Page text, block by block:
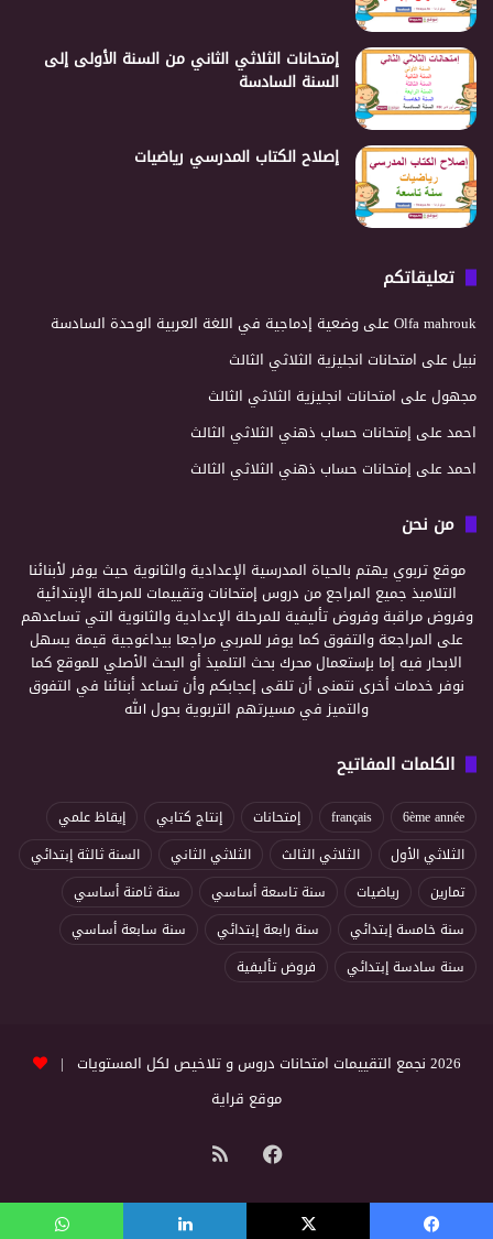
إمتحانات الثلاثي الثاني من السنة الأولى إلى
السنة السادسة
إصلاح الكتاب المدرسي رياضيات
تعليقاتكم
Olfa mahroukعلى وضعية إدماجية في اللغة العربية الوحدة السادسة
نبيلعلى امتحانات انجليزية الثلاثي الثالث
مجهولعلى امتحانات انجليزية الثلاثي الثالث
احمدعلى إمتحانات حساب ذهني الثلاثي الثالث
احمدعلى إمتحانات حساب ذهني الثلاثي الثالث
من نحن
موقع تربوي يهتم بالحياة المدرسية الإعدادية والثانوية حيث يوفر لأبنائنا
التلاميذ جميع المراجع من دروس إمتحانات وتقييمات للمرحلة الإبتدائية
وفروض مراقبة وفروض تأليفية للمرحلة الإعدادية والثانوية التي تساعدهم
على المراجعة والتفوق كما يوفر للمربي مراجعا بيداغوجية قيمة يسهل
الابحار فيه إما بإستعمال محرك بحث التلميذ أو البحث الأصلي للموقع كما
نوفر خدمات أخرى نتمنى أن تلقى إعجابكم وأن تساعد أبنائنا في التفوق
والتميز في مسيرتهم التربوية بحول الله
الكلمات المفاتيح
6ème année
français إمتحانات إنتاج كتابي
إيقاظ علمي
الثلاثي الأول
الثلاثي الثالث الثلاثي الثاني
السنة ثالثة إبتدائي
تمارين
رياضيات سنة تاسعة أساسي
سنة ثامنة أساسي
سنة خامسة إبتدائي
سنة رابعة إبتدائي
سنة سابعة أساسي
سنة سادسة إبتدائي
فروض تأليفية
2026 نجمع التقييمات امتحانات دروس و تلاخيص لكل المستويات |
موقع قراية
فيسبوك
الموقع